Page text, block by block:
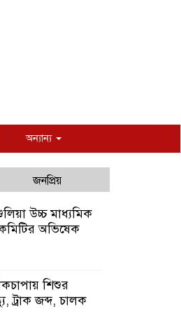
অন্যান্য
জনপ্রিয়
উচ্চ মাধ্যমিক
অভিষেক
শিশুর
ট্রাক জব্দ, চালক